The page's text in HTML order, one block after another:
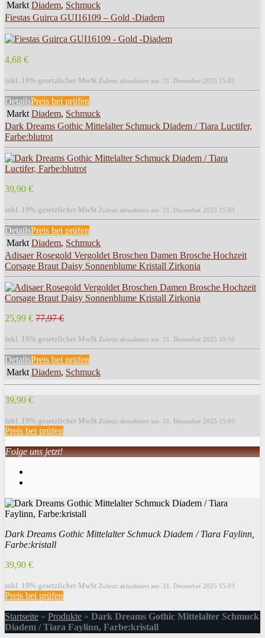
Markt Diadem, Schmuck
Fiestas Guirca GUI16109 – Gold -Diadem
4,68 €
inkl. 19% gesetzlicher MwSt. Zuletzt aktualisiert am: 31. Dezember 2025 15:03
DetailsPreis bei prüfen
Markt Diadem, Schmuck
Dark Dreams Gothic Mittelalter Schmuck Diadem / Tiara Luctifer,
Farbe:blutrot
39,90 €
inkl. 19% gesetzlicher MwSt. Zuletzt aktualisiert am: 31. Dezember 2025 15:03
DetailsPreis bei prüfen
Markt Diadem, Schmuck
Adisaer Rosegold Vergoldet Broschen Damen Brosche Hochzeit
Corsage Braut Daisy Sonnenblume Kristall Zirkonia
25,99 € 77,97 €
inkl. 19% gesetzlicher MwSt. Zuletzt aktualisiert am: 31. Dezember 2025 10:10
DetailsPreis bei prüfen
Markt Diadem, Schmuck
39,90 €
inkl. 19% gesetzlicher MwSt. Zuletzt aktualisiert am: 31. Dezember 2025 15:03
Preis bei prüfen
Folge uns jetzt!
Dark Dreams Gothic Mittelalter Schmuck Diadem / Tiara Faylinn,
Farbe:kristall
39,90 €
inkl. 19% gesetzlicher MwSt. Zuletzt aktualisiert am: 31. Dezember 2025 15:03
Preis bei prüfen
Startseite » Produkte » Dark Dreams Gothic Mittelalter Schmuck
Diadem / Tiara Faylinn, Farbe:kristall